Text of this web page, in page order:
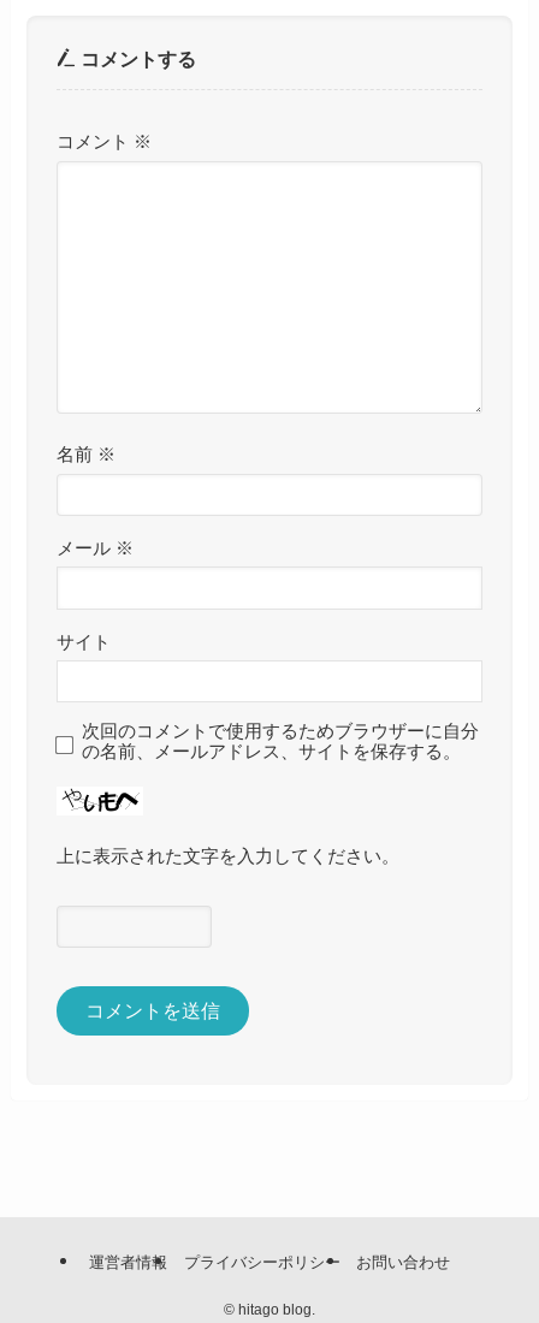
コメントする
コメント ※
名前 ※
メール ※
サイト
次回のコメントで使用するためブラウザーに自分
の名前、メールアドレス、サイトを保存する。
上に表示された文字を入力してください。
運営者情報 プライバシーポリシー お問い合わせ
© hitago blog.